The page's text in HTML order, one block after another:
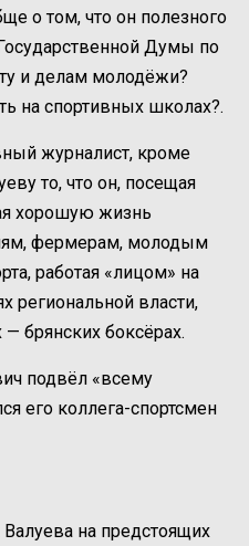
о том, что он полезного
Думы по
и делам молодёжи?
на спортивных школах?.
журналист, кроме
то, что он, посещая
хорошую жизнь
фермерам, молодым
работая «лицом» на
региональной власти,
брянских боксёрах.
подвёл «всему
его коллега-спортсмен
на предстоящих